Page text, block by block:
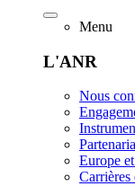
Menu
L'ANR
Nous
Europe
Carrières